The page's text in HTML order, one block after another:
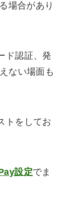
場合があり
ド認証、発
ない場面も
トをしてお
設定でま